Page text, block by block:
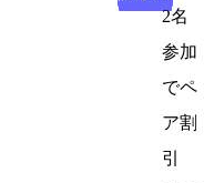
2名
参加
でペ
ア割
引